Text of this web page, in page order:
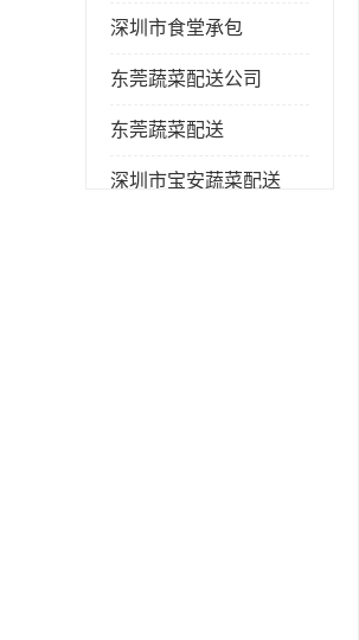
深圳市食堂承包
东莞蔬菜配送公司
东莞蔬菜配送
深圳市宝安蔬菜配送